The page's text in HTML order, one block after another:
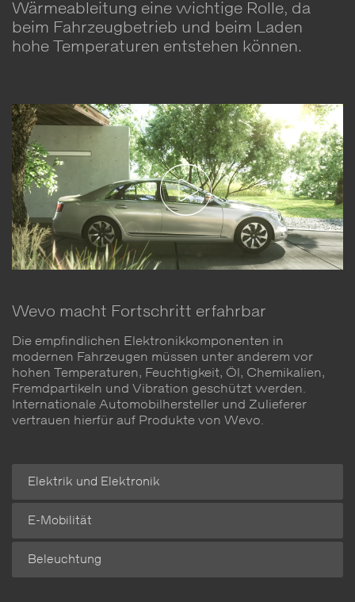
Wärmeableitung eine wichtige Rolle, da
beim Fahrzeugbetrieb und beim Laden
hohe Temperaturen entstehen können.
Wevo macht Fortschritt erfahrbar
Die empfindlichen Elektronikkomponenten in
modernen Fahrzeugen müssen unter anderem vor
hohen Temperaturen, Feuchtigkeit, Öl, Chemikalien,
Fremdpartikeln und Vibration geschützt werden.
Internationale Automobilhersteller und Zulieferer
vertrauen hierfür auf Produkte von Wevo.
Elektrik und Elektronik
E-Mobilität
Beleuchtung